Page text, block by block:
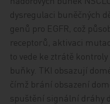
dysregulaci buněčných
genů pro EGFR, což
receptorů, aktivaci
to vede ke ztrátě
buňky. TKI obsazují
čímž brání obsazení
spuštění signální dráhy